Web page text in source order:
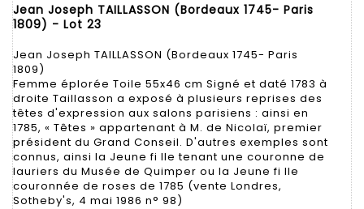
Jean Joseph TAILLASSON (Bordeaux 1745- Paris
1809) - Lot 23
Jean Joseph TAILLASSON (Bordeaux 1745- Paris
1809)
Femme éplorée Toile 55x46 cm Signé et daté 1783 à
droite Taillasson a exposé à plusieurs reprises des
têtes d'expression aux salons parisiens : ainsi en
1785, « Têtes » appartenant à M. de Nicolaï, premier
président du Grand Conseil. D'autres exemples sont
connus, ainsi la Jeune fi lle tenant une couronne de
lauriers du Musée de Quimper ou la Jeune fi lle
couronnée de roses de 1785 (vente Londres,
Sotheby's, 4 mai 1986 n° 98)